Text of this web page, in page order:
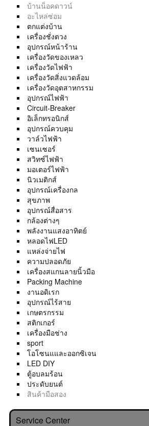
บ้านน็อคดาวน์
อะไหล่ซ่อม
ตกแต่งบ้าน
เครื่องชั่งตวง
อุปกรณ์หน้าร้าน
เครื่องวัดของเหลว
เครื่องวัดไฟฟ้า
เครื่องวัดสิ่งแวดล้อม
เครื่องวัดอุตสาหกรรม
อุปกรณ์ไฟฟ้า
Circuit-Breaker
อิเล็กทรอนิกส์
อุปกรณ์ควบคุม
วาล์วไฟฟ้า
เซนเซอร์
สวิทซ์ไฟฟ้า
มอเตอร์ไฟฟ้า
นิวเมติกส์
อุปกรณ์เครื่องกล
สุขภาพ
อุปกรณ์สื่อสาร
กล้องต่างๆ
พลังงานแสงอาทิตย์
หลอดไฟLED
แหล่งจ่ายไฟ
ความปลอดภัย
เครื่องสแกนลายนิ้วมือ
Packing Machine
งานอดิเรก
อุปกรณ์ไร้สาย
เกษตรกรรม
สติกเกอร์
เครื่องมือช่าง
sport
โอโซนแและออกซิเจน
LED DIY
ตู้อบลมร้อน
ประดับยนต์
สินค้ามือสอง
Service Center